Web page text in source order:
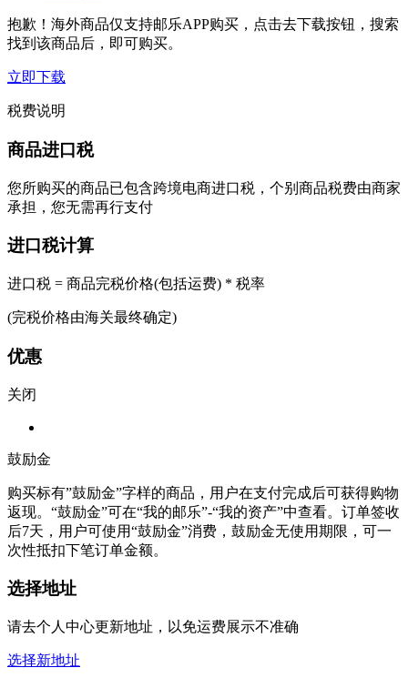
抱歉！海外商品仅支持邮乐APP购买，点击去下载按钮，搜索
找到该商品后，即可购买。
立即下载
税费说明
商品进口税
您所购买的商品已包含跨境电商进口税，个别商品税费由商家
承担，您无需再行支付
进口税计算
进口税 = 商品完税价格(包括运费) * 税率
(完税价格由海关最终确定)
优惠
关闭
鼓励金
购买标有”鼓励金”字样的商品，用户在支付完成后可获得购物
返现。“鼓励金”可在“我的邮乐”-“我的资产”中查看。订单签收
后7天，用户可使用“鼓励金”消费，鼓励金无使用期限，可一
次性抵扣下笔订单金额。
选择地址
请去个人中心更新地址，以免运费展示不准确
选择新地址